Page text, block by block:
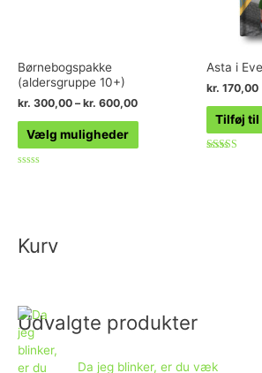
Børnebogspakke
(aldersgruppe 10+)
kr. 300,00 – kr. 600,00
Vælg muligheder
Asta i
kr. 170,00
Tilføj til
Kurv
Udvalgte produkter
Da jeg blinker, er du væk